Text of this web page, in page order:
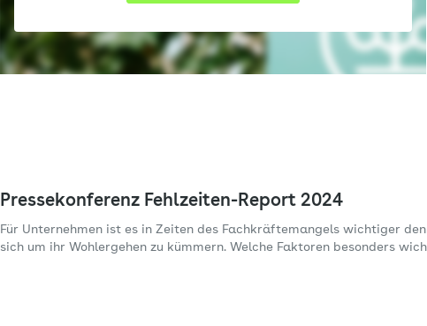
Pressekonferenz Fehlzeiten-Report 2024
Für Unternehmen ist es in Zeiten des Fachkräftemangels wichtiger
sich um ihr Wohlergehen zu kümmern. Welche Faktoren besonders